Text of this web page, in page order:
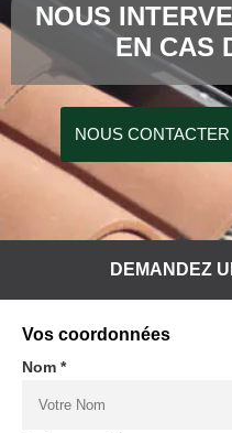
NOUS
EN CAS
NOUS CONTACTER
DEMANDEZ
Vos coordonnées
Nom *